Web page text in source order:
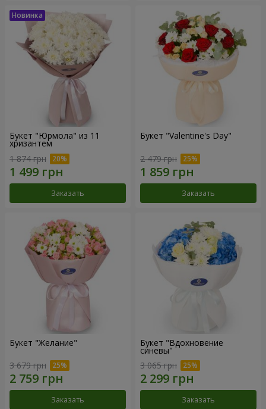
Букет "Юрмола" из 11
хризантем
1 874 грн
Заказать
Букет "Valentine's Day"
2 479 грн
Заказать
Букет "Желание"
3 679 грн
Заказать
Букет "Вдохновение
синевы"
3 065 грн
Заказать